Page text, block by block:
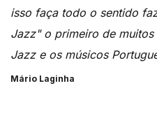
isso faça todo o sentido
Jazz" o primeiro de
Jazz e os músicos
Mário Laginha